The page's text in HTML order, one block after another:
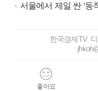
서울에서 제일 싼 ‘동
한국경제TV
좋아요